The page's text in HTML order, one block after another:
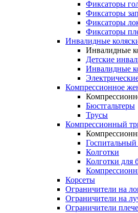
Фиксаторы
Фиксаторы
Фиксаторы
Фиксаторы
Инвалидные
Инвалидные
Детские
Инвалидные
Компрессионное
Бюстгальтеры
Трусы
Компрессионный
Госпитальный
Колготки
Колготки для
Корсеты
Ограничители на
Ограничители на
Ограничители